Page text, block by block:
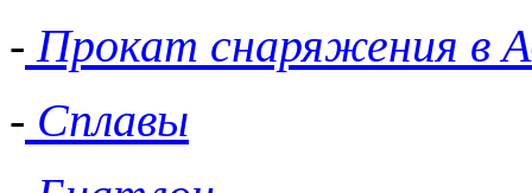
- Прокат снаряжения в
- Сплавы